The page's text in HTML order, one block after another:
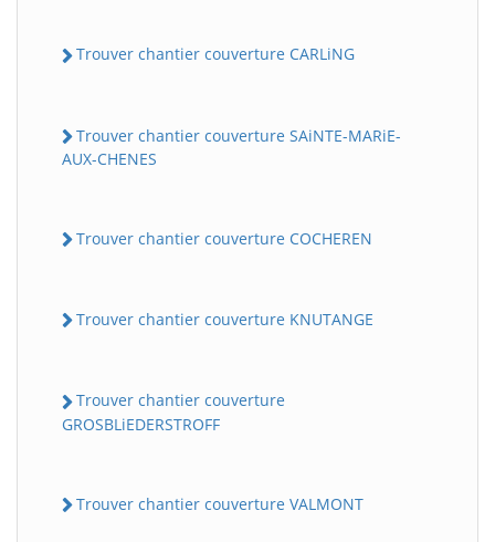
Trouver chantier couverture CARLiNG
Trouver chantier couverture SAiNTE-MARiE-
AUX-CHENES
Trouver chantier couverture COCHEREN
Trouver chantier couverture KNUTANGE
Trouver chantier couverture
GROSBLiEDERSTROFF
Trouver chantier couverture VALMONT